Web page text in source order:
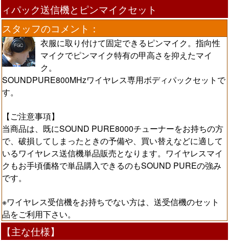
ィパック送信機とピンマイクセット
スタッフのコメント：
衣服に取り付けて固定できるピンマイク。指向性
マイクでピンマイク特有の甲高さを抑えたマイ
ク。
SOUNDPURE800MHzワイヤレス専用ボディパックセットで
す。
【ご注意事項】
当商品は、既にSOUND PURE8000チューナーをお持ちの方
で、破損してしまったときの予備や、買い替えなどに適して
いるワイヤレス送信機単品販売となります。ワイヤレスマイ
クもお手頃価格で単品購入できるのもSOUND PUREの強み
です。
※ワイヤレス受信機をお持ちでない方は、送受信機のセット
品をご利用下さい。
【主な仕様】